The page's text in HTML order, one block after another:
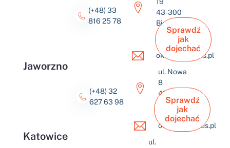
(+48) 33
816 25 78
19
43-300
Bielsko-
Biała
okulus@okulus.pl
Sprawdź
jak
dojechać
Jaworzno
(+48) 32
627 63 98
ul. Nowa
8
43-600
Jaworzno
okulus@okulus.pl
Sprawdź
jak
dojechać
Katowice
ul.